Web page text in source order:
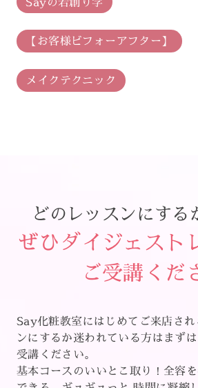
【お客様ビフォーアフター】
メイクテクニック
どのレッスンにする
ぜひダイジェスト
ご受講くだ
Say化粧教室にはじめてご来店さ
ンにするか迷われている方はまず
受講ください。
基本コースのいいとこ取り！全容